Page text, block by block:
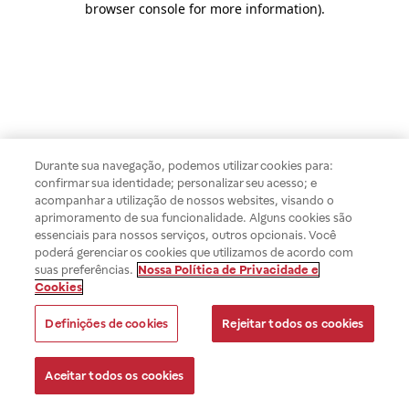
browser console for more information).
Durante sua navegação, podemos utilizar cookies para:
confirmar sua identidade; personalizar seu acesso; e
acompanhar a utilização de nossos websites, visando o
aprimoramento de sua funcionalidade. Alguns cookies são
essenciais para nossos serviços, outros opcionais. Você
poderá gerenciar os cookies que utilizamos de acordo com
suas preferências. Nossa Política de Privacidade e
Cookies
Definições de cookies Rejeitar todos os cookies
Aceitar todos os cookies